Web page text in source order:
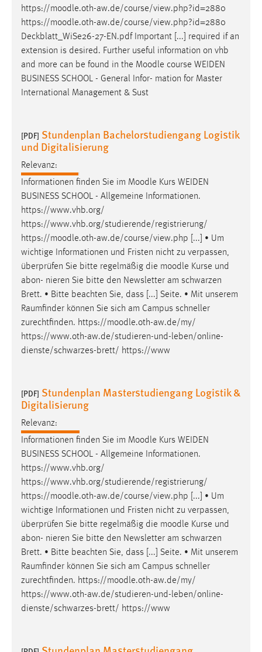
https://moodle.oth-aw.de/course/view.php?id=2880
https://moodle.oth-aw.de/course/view.php?id=2880
Deckblatt_WiSe26-27-EN.pdf Important [...] required if an
extension is desired. Further useful information on vhb
and more can be found in the Moodle course WEIDEN
BUSINESS SCHOOL - General Infor- mation for Master
International Management & Sust
[PDF] Stundenplan Bachelorstudiengang Logistik
und Digitalisierung
Relevanz:
Informationen finden Sie im Moodle Kurs WEIDEN
BUSINESS SCHOOL - Allgemeine Informationen.
https://www.vhb.org/
https://www.vhb.org/studierende/registrierung/
https://moodle.oth-aw.de/course/view.php [...] • Um
wichtige Informationen und Fristen nicht zu verpassen,
überprüfen Sie bitte regelmäßig die moodle Kurse und
abon- nieren Sie bitte den Newsletter am schwarzen
Brett. • Bitte beachten Sie, dass [...] Seite. • Mit unserem
Raumfinder können Sie sich am Campus schneller
zurechtfinden. https://moodle.oth-aw.de/my/
https://www.oth-aw.de/studieren-und-leben/online-
dienste/schwarzes-brett/ https://www
[PDF] Stundenplan Masterstudiengang Logistik &
Digitalisierung
Relevanz:
Informationen finden Sie im Moodle Kurs WEIDEN
BUSINESS SCHOOL - Allgemeine Informationen.
https://www.vhb.org/
https://www.vhb.org/studierende/registrierung/
https://moodle.oth-aw.de/course/view.php [...] • Um
wichtige Informationen und Fristen nicht zu verpassen,
überprüfen Sie bitte regelmäßig die moodle Kurse und
abon- nieren Sie bitte den Newsletter am schwarzen
Brett. • Bitte beachten Sie, dass [...] Seite. • Mit unserem
Raumfinder können Sie sich am Campus schneller
zurechtfinden. https://moodle.oth-aw.de/my/
https://www.oth-aw.de/studieren-und-leben/online-
dienste/schwarzes-brett/ https://www